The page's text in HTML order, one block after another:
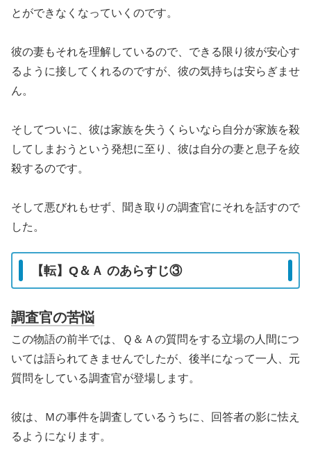
とができなくなっていくのです。
彼の妻もそれを理解しているので、できる限り彼が安心す
るように接してくれるのですが、彼の気持ちは安らぎませ
ん。
そしてついに、彼は家族を失うくらいなら自分が家族を殺
してしまおうという発想に至り、彼は自分の妻と息子を絞
殺するのです。
そして悪びれもせず、聞き取りの調査官にそれを話すので
した。
【転】Q＆Ａ のあらすじ③
調査官の苦悩
この物語の前半では、Ｑ＆Ａの質問をする立場の人間につ
いては語られてきませんでしたが、後半になって一人、元
質問をしている調査官が登場します。
彼は、Ｍの事件を調査しているうちに、回答者の影に怯え
るようになります。